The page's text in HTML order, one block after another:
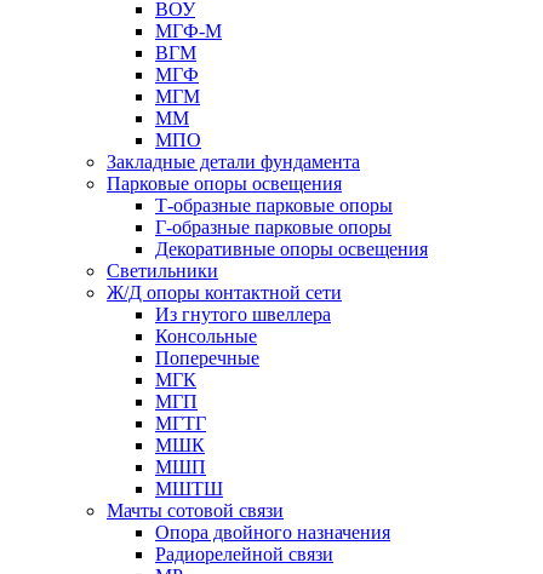
ВОУ
МГФ-М
ВГМ
МГФ
МГМ
ММ
МПО
Закладные детали фундамента
Парковые опоры освещения
Т-образные парковые опоры
Г-образные парковые опоры
Декоративные опоры освещения
Светильники
Ж/Д опоры контактной сети
Из гнутого швеллера
Консольные
Поперечные
МГК
МГП
МГТГ
МШК
МШП
МШТШ
Мачты сотовой связи
Опора двойного назначения
Радиорелейной связи